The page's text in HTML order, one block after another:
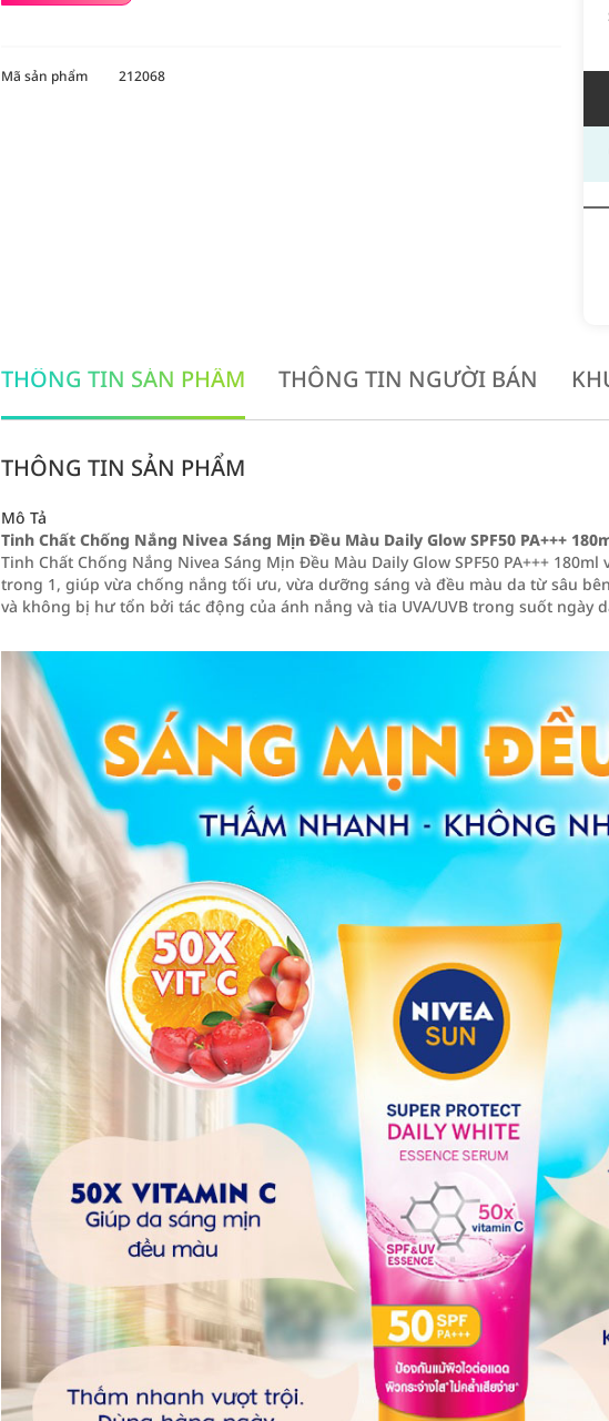
Mã sản phẩm 212068
THÔNG TIN SẢN PHẨM THÔNG TIN NGƯỜI BÁN
THÔNG TIN SẢN PHẨM
Mô Tả
Tinh Chất Chống Nắng Nivea Sáng Mịn Đều Màu Daily Glow SPF50 PA+++
Tinh Chất Chống Nắng Nivea Sáng Mịn Đều Màu Daily Glow SPF50 PA+++
trong 1, giúp vừa chống nắng tối ưu, vừa dưỡng sáng và đều màu da từ sâu
và không bị hư tổn bởi tác động của ánh nắng và tia UVA/UVB trong suốt ngày